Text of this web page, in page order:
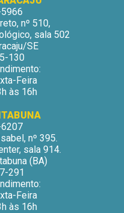
nº 510,
sala 502
SE
130
Feira
às 16h
nº 395.
sala 914.
(BA)
291
Feira
às 16h